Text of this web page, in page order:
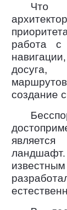
Что
работа с
создание